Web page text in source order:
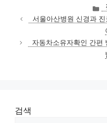
서울아산병원 신경과
자동차소유자확인 간편
검색